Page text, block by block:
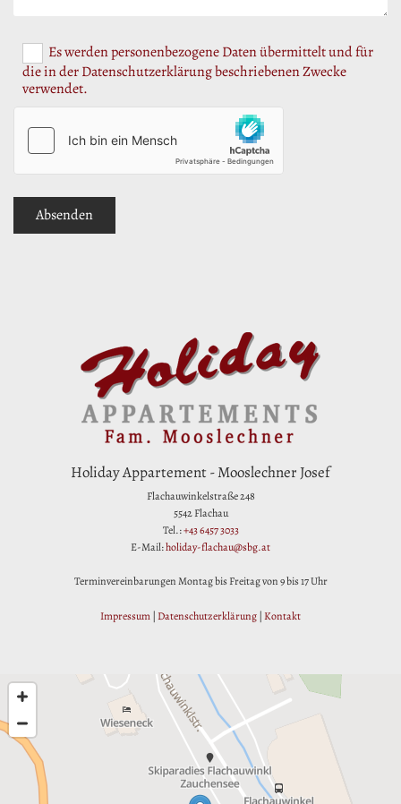
Es werden personenbezogene Daten übermittelt und für
die in der Datenschutzerklärung beschriebenen Zwecke
verwendet.
Holiday Appartement - Mooslechner Josef
Flachauwinkelstraße 248
5542 Flachau
Tel.:+43 6457 3033
E-Mail:holiday-flachau@sbg.at
Terminvereinbarungen Montag bis Freitag von 9 bis 17 Uhr
Impressum |Datenschutzerklärung |Kontakt